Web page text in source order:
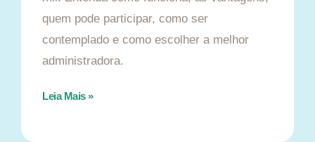
quem pode participar, como ser
contemplado e como escolher a melhor
administradora.
Leia Mais »